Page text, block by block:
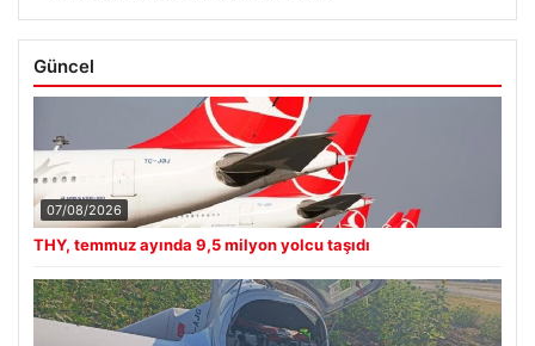
Güncel
07/08/2026
THY, temmuz ayında 9,5 milyon yolcu taşıdı